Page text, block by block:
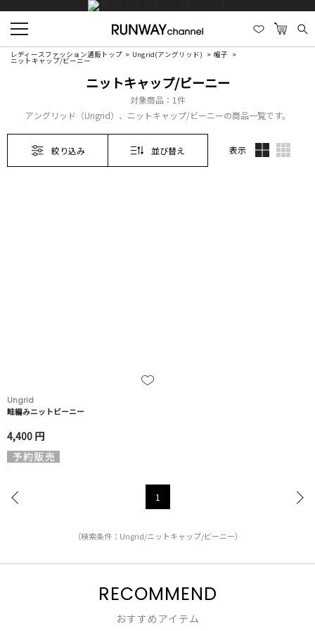
レディースファッション通販トップ Ungrid(アングリッド) 帽子
ニットキャップ/ビーニー
ニットキャップ/ビーニー
対象商品： 1件
アングリッド（Ungrid）、ニットキャップ/ビーニーの商品一覧です。
絞り込み 並び替え 表示
Ungrid
畦編みニットビーニー
4,400 円
1
（検索条件：Ungrid/ニットキャップ/ビーニー）
RECOMMEND
おすすめアイテム